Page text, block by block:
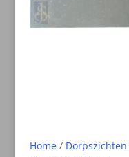
Home/ Dorpszichten